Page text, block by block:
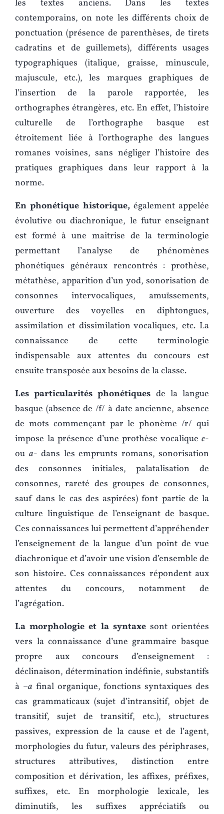
les textes anciens. Dans les textes
contemporains, on note les différents choix de
ponctuation (présence de parenthèses, de tirets
cadratins et de guillemets), différents usages
typographiques (italique, graisse, minuscule,
majuscule, etc.), les marques graphiques de
l’insertion de la parole rapportée, les
orthographes étrangères, etc. En effet, l’histoire
culturelle de l’orthographe basque est
étroitement liée à l’orthographe des langues
romanes voisines, sans négliger l’histoire des
pratiques graphiques dans leur rapport à la
norme.
En phonétique historique, également appelée
évolutive ou diachronique, le futur enseignant
est formé à une maitrise de la terminologie
permettant l’analyse de phénomènes
phonétiques généraux rencontrés : prothèse,
métathèse, apparition d’un yod, sonorisation de
consonnes intervocaliques, amuïssements,
ouverture des voyelles en diphtongues,
assimilation et dissimilation vocaliques, etc. La
connaissance de cette terminologie
indispensable aux attentes du concours est
ensuite transposée aux besoins de la classe.
Les particularités phonétiques de la langue
basque (absence de /f/ à date ancienne, absence
de mots commençant par le phonème /r/ qui
impose la présence d’une prothèse vocalique e-
ou a- dans les emprunts romans, sonorisation
des consonnes initiales, palatalisation de
consonnes, rareté des groupes de consonnes,
sauf dans le cas des aspirées) font partie de la
culture linguistique de l’enseignant de basque.
Ces connaissances lui permettent d’appréhender
l’enseignement de la langue d’un point de vue
diachronique et d’avoir une vision d’ensemble de
son histoire. Ces connaissances répondent aux
attentes du concours, notamment de
l’agrégation.
La morphologie et la syntaxesont orientées
vers la connaissance d’une grammaire basque
propre aux concours d’enseignement :
déclinaison, détermination indéfinie, substantifs
à –a final organique, fonctions syntaxiques des
cas grammaticaux (sujet d’intransitif, objet de
transitif, sujet de transitif, etc.), structures
passives, expression de la cause et de l’agent,
morphologies du futur, valeurs des périphrases,
structures attributives, distinction entre
composition et dérivation, les affixes, préfixes,
suffixes, etc. En morphologie lexicale, les
diminutifs, les suffixes appréciatifs ou